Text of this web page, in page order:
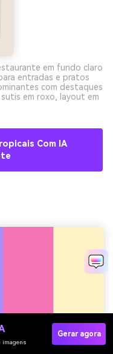
em fundo claro
entradas e pratos
com destaques
em roxo, layout em
Com IA
imagens
Gerar agora